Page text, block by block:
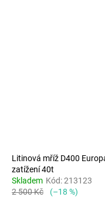
Litinová mříž D400
zatížení 40t
Skladem Kód:213123
2 500 Kč
(–18 %)